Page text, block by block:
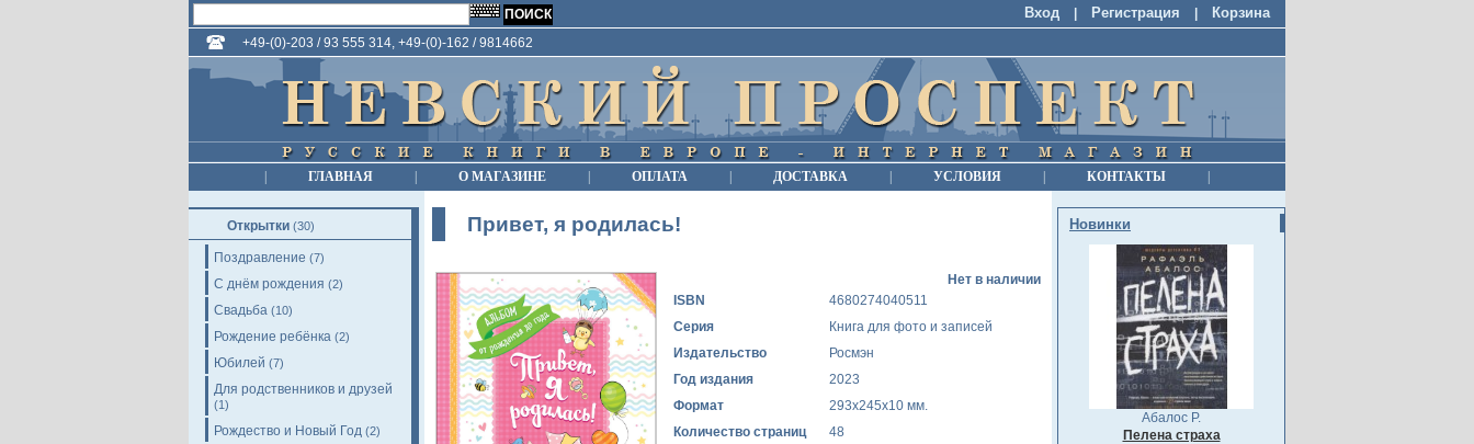
Вход Регистрация Корзина
+49-(0)-203 / 93 555 314, +49-(0)-162 / 9814662
ГЛАВНАЯ О МАГАЗИНЕ ОПЛАТА ДОСТАВКА УСЛОВИЯ КОНТАКТЫ
Открытки (30)
Поздравление (7)
С днём рождения (2)
Свадьба (10)
Рождение ребёнка (2)
Юбилей (7)
Для родственников и друзей
(1)
Рождество и Новый Год (2)
Привет, я родилась!
Нет в наличии
ISBN
4680274040511
Серия
Книга для фото и записей
Издательство
Росмэн
Год издания
2023
Формат
293х245х10 мм.
Количество страниц
48
Новинки
Абалос Р.
Пелена страха